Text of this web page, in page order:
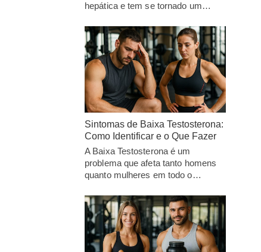
hepática e tem se tornado um…
Sintomas de Baixa Testosterona:
Como Identificar e o Que Fazer
A Baixa Testosterona é um
problema que afeta tanto homens
quanto mulheres em todo o…